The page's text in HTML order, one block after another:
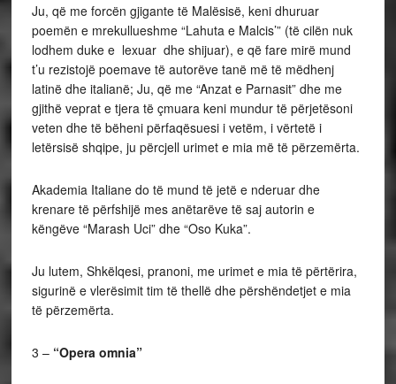
Ju, që me forcën gjigante të Malësisë, keni dhuruar
poemën e mrekullueshme “Lahuta e Malcis’” (të cilën nuk
lodhem duke e lexuar dhe shijuar), e që fare mirë mund
t’u rezistojë poemave të autorëve tanë më të mëdhenj
latinë dhe italianë; Ju, që me “Anzat e Parnasit” dhe me
gjithë veprat e tjera të çmuara keni mundur të përjetësoni
veten dhe të bëheni përfaqësuesi i vetëm, i vërtetë i
letërsisë shqipe, ju përcjell urimet e mia më të përzemërta.
Akademia Italiane do të mund të jetë e nderuar dhe
krenare të përfshijë mes anëtarëve të saj autorin e
këngëve “Marash Uci” dhe “Oso Kuka”.
Ju lutem, Shkëlqesi, pranoni, me urimet e mia të përtërira,
sigurinë e vlerësimit tim të thellë dhe përshëndetjet e mia
të përzemërta.
3 –“Opera omnia”